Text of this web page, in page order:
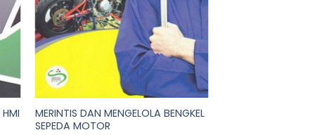
MERINTIS DAN MENGELOLA BENGKEL
SEPEDA MOTOR